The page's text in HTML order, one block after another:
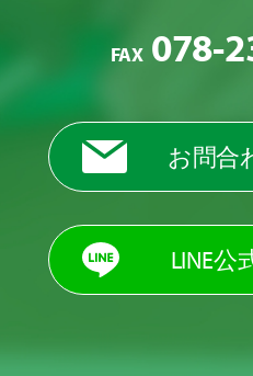
FAX078-
お問合
LINE公